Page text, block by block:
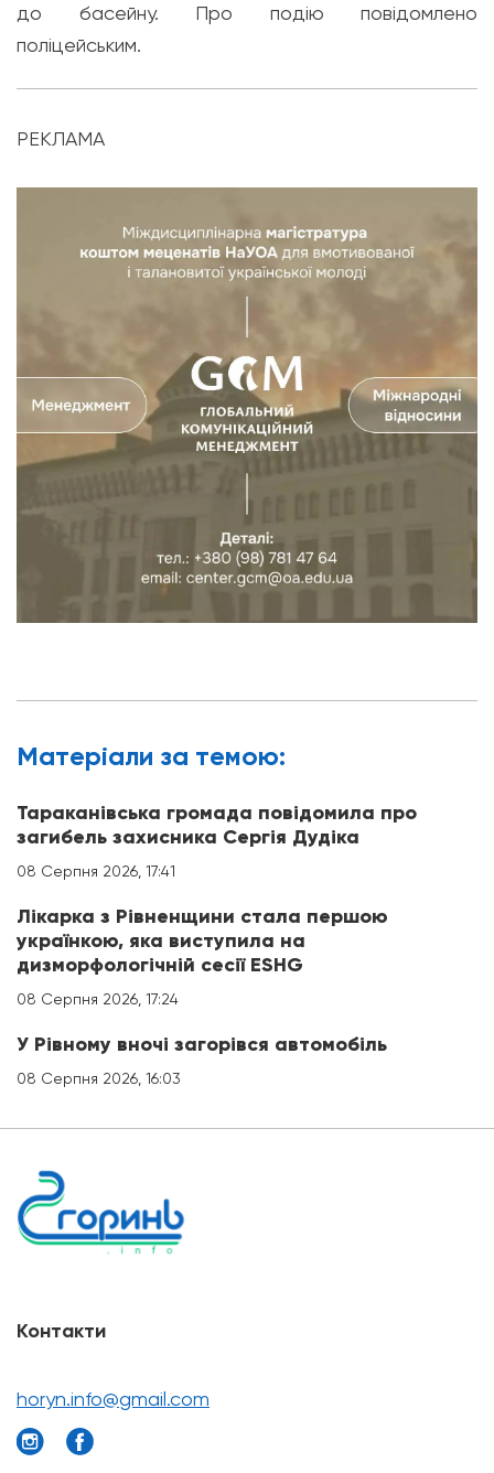
до басейну. Про подію повідомлено
поліцейським.
РЕКЛАМА
Матерiали за темою:
Тараканівська громада повідомила про
загибель захисника Сергія Дудіка
08 Серпня 2026, 17:41
Лікарка з Рівненщини стала першою
українкою, яка виступила на
дизморфологічній сесії ESHG
08 Серпня 2026, 17:24
У Рівному вночі загорівся автомобіль
08 Серпня 2026, 16:03
Контакти
horyn.info@gmail.com